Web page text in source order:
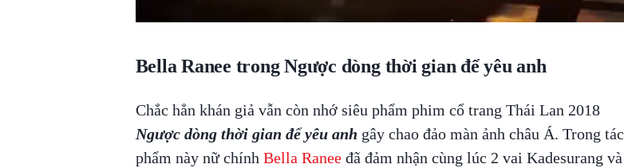
Bella Ranee trong Ngược dòng thời gian để yêu anh
Chắc hẳn khán giả vẫn còn nhớ siêu phẩm phim cổ trang Thái Lan 2018
Ngược dòng thời gian để yêu anh gây chao đảo màn ảnh châu Á. Trong tác
phẩm này nữ chính Bella Raneeđã đảm nhận cùng lúc 2 vai Kadesurang và